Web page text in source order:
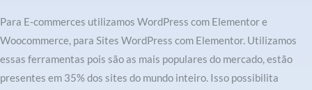
Para E-commerces utilizamos WordPress com Elementor e
Woocommerce, para Sites WordPress com Elementor. Utilizamos
essas ferramentas pois são as mais populares do mercado, estão
presentes em 35% dos sites do mundo inteiro. Isso possibilita